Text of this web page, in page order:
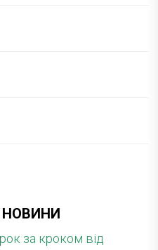
НОВИНИ
за кроком від